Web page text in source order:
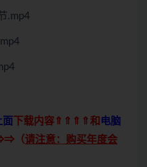
.mp4
面 下载内容⇑⇑⇑⇑和 电脑
（请注意：购买年度会